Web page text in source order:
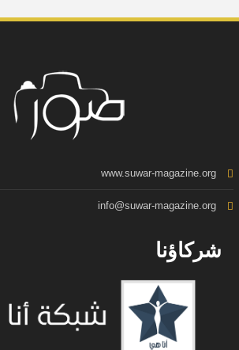
www.suwar-magazine.org
info@suwar-magazine.org
شركاؤنا